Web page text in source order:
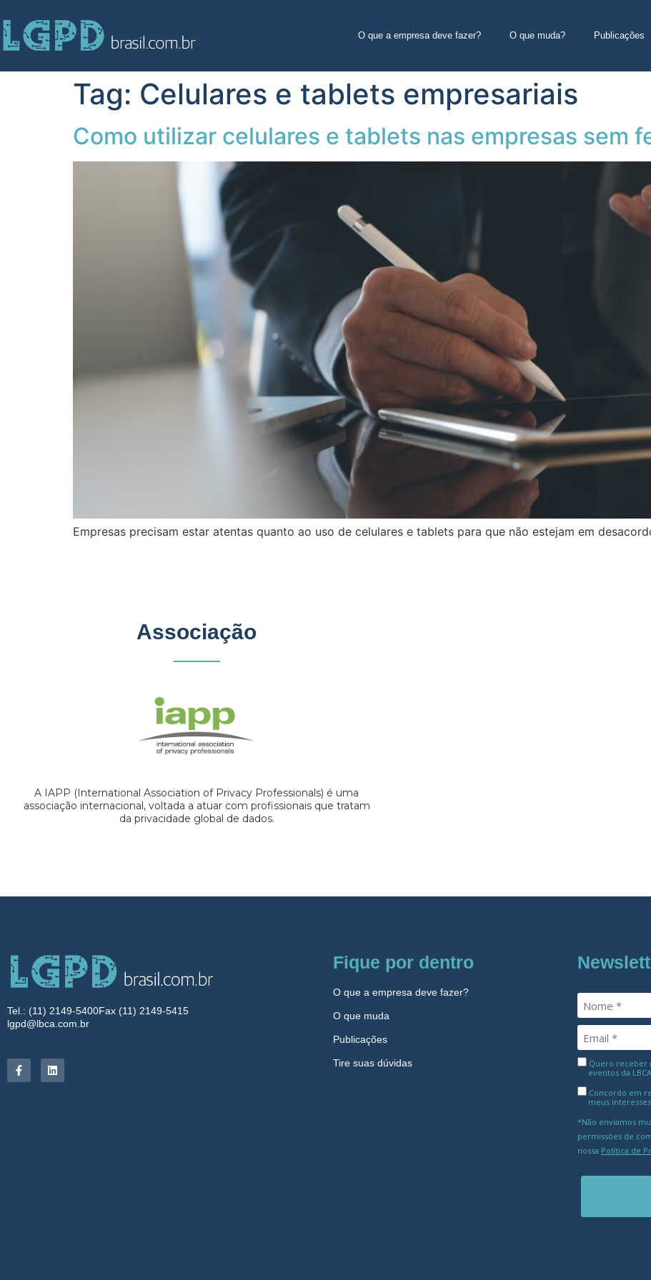
O que a empresa deve fazer? O que muda? Publicações
Tag: Celulares e tablets empresariais
Como utilizar celulares e tablets nas empresas sem
Empresas precisam estar atentas quanto ao uso de celulares e tablets para que não estejam em
Associação
A IAPP (International Association of Privacy Professionals) é uma
associação internacional, voltada a atuar com profissionais que tratam
da privacidade global de dados.
Tel.: (11) 2149-5400Fax (11) 2149-5415
lgpd@lbca.com.br
Fique por dentro
O que a empresa deve fazer?
O que muda
Publicações
Tire suas dúvidas
Quero receber
eventos da LBCA
Concordo em
meus
*Não enviamos
permissões de
nossa Política de